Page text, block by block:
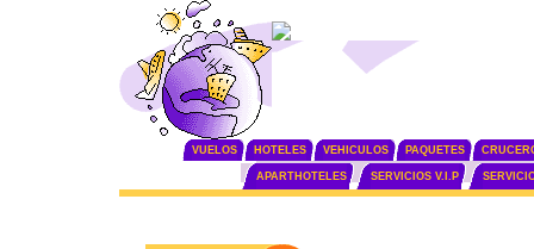
VUELOS HOTELES VEHICULOS PAQUETES
APARTHOTELES SERVICIOS V.I.P